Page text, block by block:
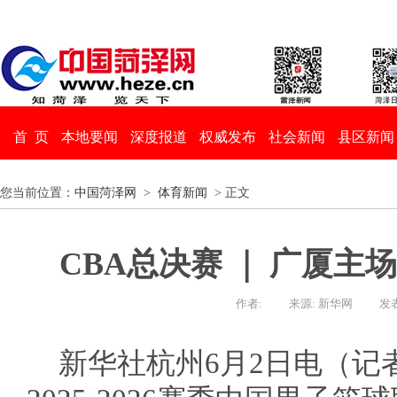
首 页 本地要闻 深度报道 权威发布 社会新闻 县区新闻
您当前位置： 中国菏泽网 > 体育新闻 > 正文
CBA总决赛 ｜ 广厦主
作者: 来源: 新华网 发
新华社杭州6月2日电（记